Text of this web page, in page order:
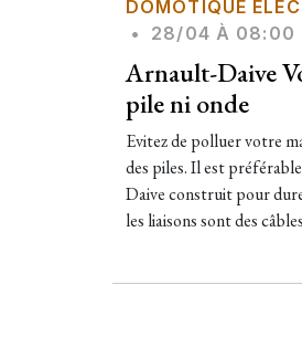
DOMOTIQUE
•
28/04 À 08:00
Arnault-Daive
pile ni onde
Evitez de polluer votre
des piles. Il est
Daive construit pour
les liaisons sont des